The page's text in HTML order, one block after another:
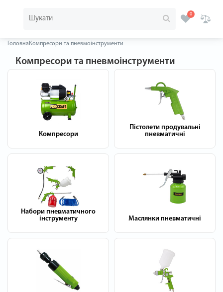
0
Головна Компресори та пневмоінструменти
Компресори та пневмоінструменти
Компресори
Пістолети продувальні
пневматичні
Набори пневматичного
інструменту
Маслянки пневматичні